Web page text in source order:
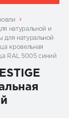
натуральной и
для натуральной
кровельная
RAL 5005 синий